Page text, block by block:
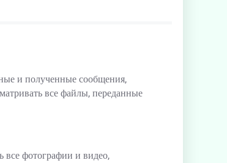
и полученные сообщения,
все файлы, переданные
все фотографии и видео,